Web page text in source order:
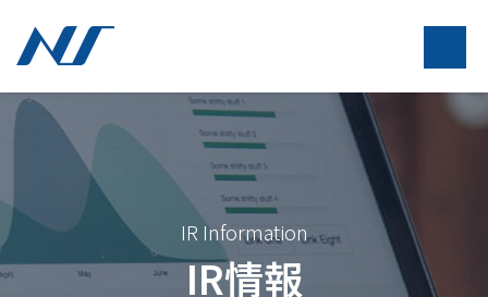
IR Information
IR情報